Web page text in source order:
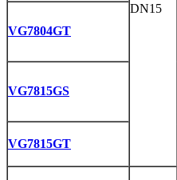
DN15
VG7804GT
VG7815GS
VG7815GT